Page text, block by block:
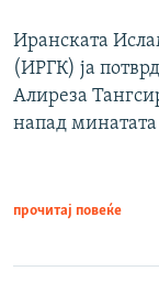
Иранската
(ИРГК) ја
Алиреза
напад минатата
прочитај повеќе